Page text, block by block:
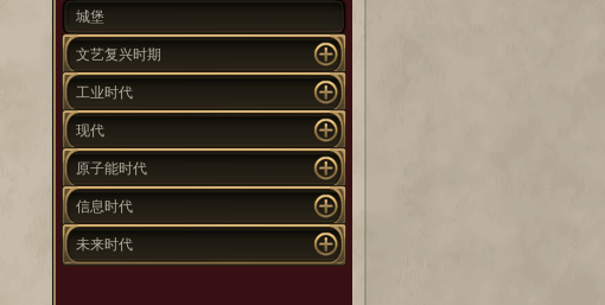
城堡
文艺复兴时期
工业时代
现代
原子能时代
信息时代
未来时代